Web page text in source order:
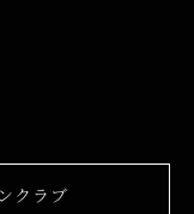
クラブ